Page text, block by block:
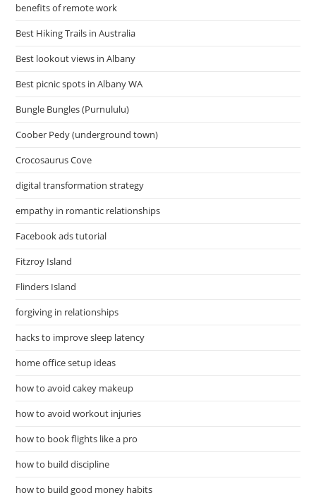
benefits of remote work
Best Hiking Trails in Australia
Best lookout views in Albany
Best picnic spots in Albany WA
Bungle Bungles (Purnululu)
Coober Pedy (underground town)
Crocosaurus Cove
digital transformation strategy
empathy in romantic relationships
Facebook ads tutorial
Fitzroy Island
Flinders Island
forgiving in relationships
hacks to improve sleep latency
home office setup ideas
how to avoid cakey makeup
how to avoid workout injuries
how to book flights like a pro
how to build discipline
how to build good money habits